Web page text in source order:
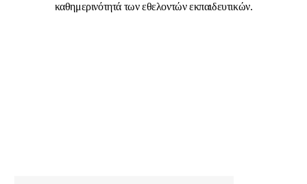
καθημερινότητά των εθελοντών εκπαιδευτικών.